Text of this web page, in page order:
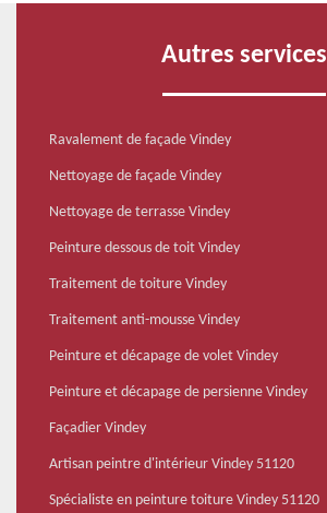
Autres services
Ravalement de façade Vindey
Nettoyage de façade Vindey
Nettoyage de terrasse Vindey
Peinture dessous de toit Vindey
Traitement de toiture Vindey
Traitement anti-mousse Vindey
Peinture et décapage de volet Vindey
Peinture et décapage de persienne Vindey
Façadier Vindey
Artisan peintre d'intérieur Vindey 51120
Spécialiste en peinture toiture Vindey 51120